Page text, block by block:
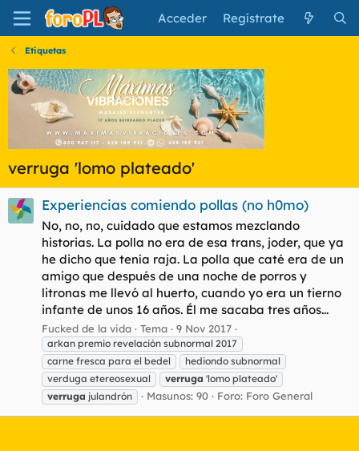
Acceder Regístrate
Etiquetas
verruga 'lomo plateado'
Experiencias comiendo pollas (no h0mo)
No, no, no, cuidado que estamos mezclando
historias. La polla no era de esa trans, joder, que ya
he dicho que tenía raja. La polla que caté era de un
amigo que después de una noche de porros y
litronas me llevó al huerto, cuando yo era un tierno
infante de unos 16 años. Él me sacaba tres años...
Fucked de la vida Tema 9 Nov 2017
arkan premio revelación subnormal 2017
carne fresca para el bedel
hediondo subnormal
verduga etereosexual
verruga 'lomo plateado'
verruga julandrón Masunos: 90 Foro: Foro General